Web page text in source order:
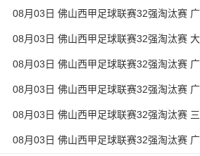
粵辉能源 全场录像
08月03日 佛山西甲足球联赛32强淘汰赛
技 全场录像
08月03日 佛山西甲足球联赛32强淘汰赛
得 全场录像
08月03日 佛山西甲足球联赛32强淘汰赛
模 全场录像
08月03日 佛山西甲足球联赛32强淘汰赛
全场录像
08月03日 佛山西甲足球联赛32强淘汰赛
国澳门澳科精英 全场录像
08月03日 佛山西甲足球联赛32强淘汰赛